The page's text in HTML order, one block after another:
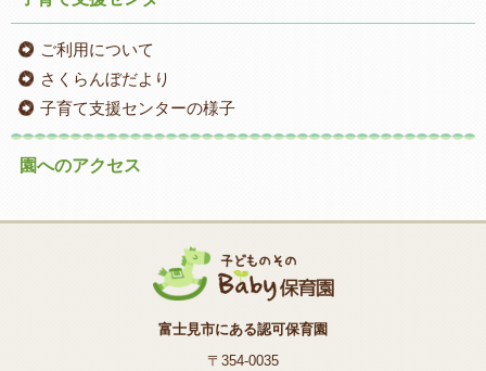
ご利用について
さくらんぼだより
子育て支援センターの様子
園へのアクセス
富士見市にある認可保育園
〒354-0035